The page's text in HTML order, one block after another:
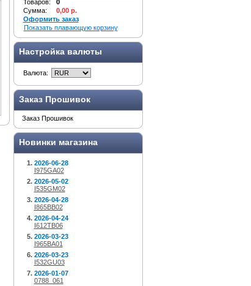
Товаров:
0
Сумма:
0,00 р.
Оформить заказ
Показать плавающую корзину
Настройка валюты
Валюта:
Заказ Прошивок
Заказ Прошивок
Новинки магазина
2026-06-28
I975GA02
2026-05-02
I535GM02
2026-04-28
I865BB02
2026-04-24
I612TB06
2026-03-23
I965BA01
2026-03-23
I532GU03
2026-01-07
0788_061